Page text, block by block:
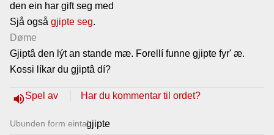
den ein har gift seg med
Sjå også gjipte seg.
Døme
Gjiptâ den lýt an stande mæ. Forellí funne gjipte fyr' æ.
Kossi líkar du gjiptâ dí?
volume_upSpel av Har du kommentar til ordet?
Ubunden form eintalgjipte
Gjestebok
Nyhende
Lenkjer